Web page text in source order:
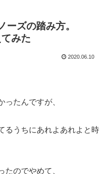
ーズの踏み方。
みた
2020.06.10
ったんですが、
るうちにあれよあれよと時
たのでやめて、